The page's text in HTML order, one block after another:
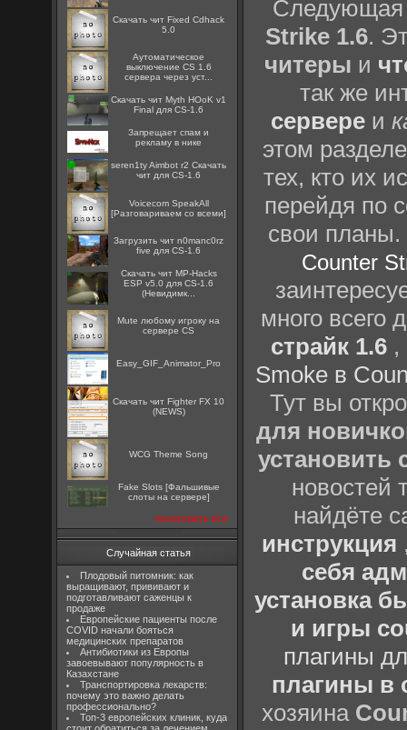
Скачать чит Fixed Cdhack
5.0
Аутоматическое
выключение CS 1.6
сервера через уст...
Скачать чит Myth HОоK v1
Final для CS-1.6
Запрещает спам и
рекламу в нике
seren1ty Aimbot r2 Скачать
чит для CS-1.6
Voicecom SpeakAll
[Разговариваем со всеми]
Загрузить чит n0manc0rz
five для CS-1.6
Скачать чит MP-Hacks
ESP v5.0 для CS-1.6
(Невидимк...
Mute любому игроку на
сервере CS
Easy_GIF_Animator_Pro
Скачать чит Fighter FX 10
(NEWS)
WCG Theme Song
Fake Slots [Фальшивые
слоты на сервере]
посмотреть все
Случайная статья
Плодовый питомник: как
выращивают, прививают и
подготавливают саженцы к
продаже
Европейские пациенты после
COVID начали бояться
медицинских препаратов
Антибиотики из Европы
завоевывают популярность в
Казахстане
Транспортировка лекарств:
почему это важно делать
профессионально?
Топ-3 европейских клиник, куда
Следующая
Strike 1.6.
читеры и
так же
сервере и
этом
тех, кто их
перейдя по
свои
Counter
много всего
страйк 1.6 ,
Smoke в
Тут вы
для
установить
новостей
найдёте
инструкция
себя
установка
и игры
плагины
плагины в
хозяина